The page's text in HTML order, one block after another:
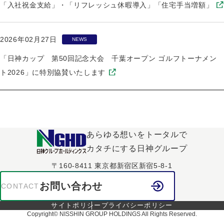
「入社祝金支給」・「リフレッシュ休暇導入」「住宅手当増額」
2026年02月27日 NEWS
「日神カップ 第50回記念大会 千葉オープン ゴルフトーナメン
ト2026」に特別協賛いたします
あらゆる想いをトータルで
カタチにする日神グループ
〒160-8411 東京都新宿区新宿5-8-1
CONTACT お問い合わせ
サイトポリシー プライバシーポリシー
Copyright© NISSHIN GROUP HOLDINGS All Rights Reserved.